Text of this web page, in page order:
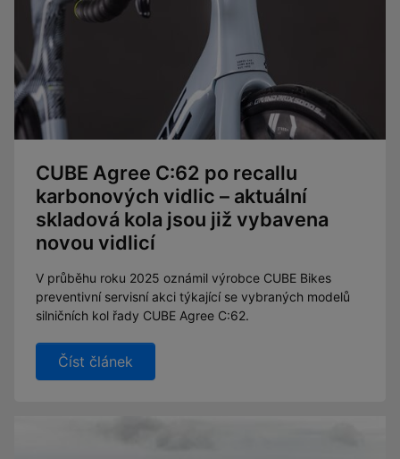
CUBE Agree C:62 po recallu
karbonových vidlic – aktuální
skladová kola jsou již vybavena
novou vidlicí
V průběhu roku 2025 oznámil výrobce CUBE Bikes
preventivní servisní akci týkající se vybraných modelů
silničních kol řady CUBE Agree C:62.
Číst článek